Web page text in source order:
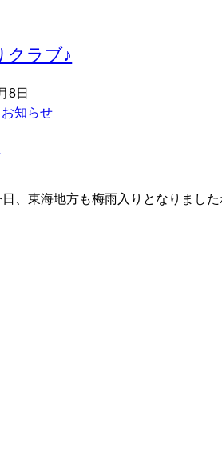
ラブ♪
8日
お知らせ
日、東海地方も梅雨入りとなりまし